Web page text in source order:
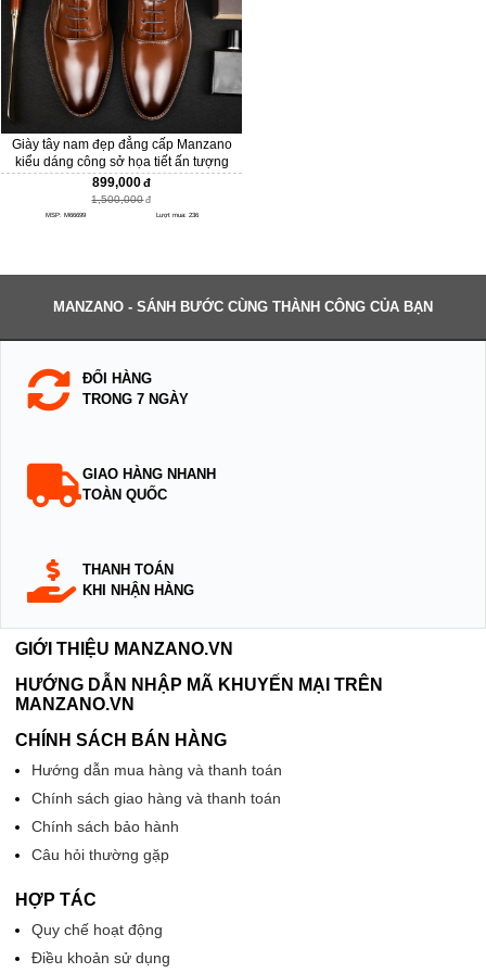
Giày tây nam đẹp đẳng cấp Manzano
kiểu dáng công sở họa tiết ấn tượng
M66699 Copy
899,000
1,500,000
MSP: M66699 Lượt mua: 236
MANZANO - SÁNH BƯỚC CÙNG THÀNH CÔNG CỦA BẠN
ĐỔI HÀNG
TRONG 7 NGÀY
GIAO HÀNG NHANH
TOÀN QUỐC
THANH TOÁN
KHI NHẬN HÀNG
GIỚI THIỆU MANZANO.VN
HƯỚNG DẪN NHẬP MÃ KHUYẾN MẠI TRÊN
MANZANO.VN
CHÍNH SÁCH BÁN HÀNG
Hướng dẫn mua hàng và thanh toán
Chính sách giao hàng và thanh toán
Chính sách bảo hành
Câu hỏi thường gặp
HỢP TÁC
Quy chế hoạt động
Điều khoản sử dụng